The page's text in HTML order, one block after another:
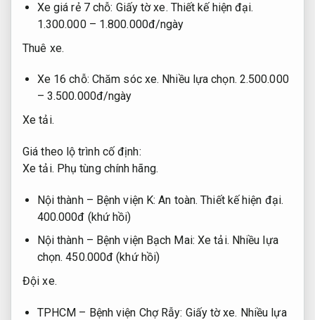
Xe giá rẻ 7 chỗ: Giấy tờ xe. Thiết kế hiện đại.
1.300.000 – 1.800.000đ/ngày
Thuê xe.
Xe 16 chỗ: Chăm sóc xe. Nhiều lựa chọn. 2.500.000
– 3.500.000đ/ngày
Xe tải.
Giá theo lộ trình cố định:
Xe tải. Phụ tùng chính hãng.
Nội thành – Bệnh viện K:An toàn. Thiết kế hiện đại.
400.000đ (khứ hồi)
Nội thành – Bệnh viện Bạch Mai: Xe tải. Nhiều lựa
chọn. 450.000đ (khứ hồi)
Đội xe.
TPHCM – Bệnh viện Chợ Rẫy: Giấy tờ xe. Nhiều lựa